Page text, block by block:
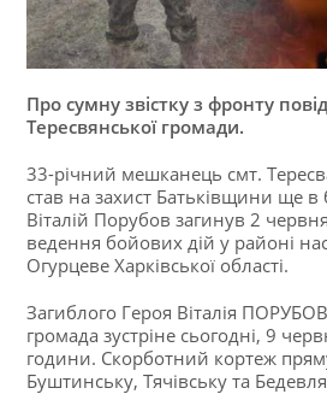
Про сумну звістку з фронту
Тересвянської громади.
33-річний мешканець смт.
став на захист Батьківщини ще в
Віталій Порубов загинув 2
ведення бойових дій у районі
Огурцеве Харківської області.
Загиблого Героя Віталія
громада зустріне сьогодні, 9
години. Скорботний кортеж
Буштинську, Тячівську та